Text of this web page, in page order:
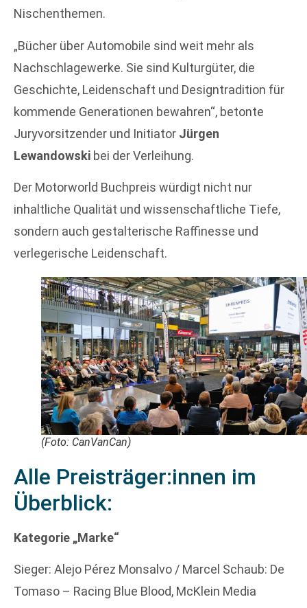
Nischenthemen.
„Bücher über Automobile sind weit mehr als
Nachschlagewerke. Sie sind Kulturgüter, die
Geschichte, Leidenschaft und Designtradition für
kommende Generationen bewahren“, betonte
Juryvorsitzender und Initiator Jürgen
Lewandowski bei der Verleihung.
Der Motorworld Buchpreis würdigt nicht nur
inhaltliche Qualität und wissenschaftliche Tiefe,
sondern auch gestalterische Raffinesse und
verlegerische Leidenschaft.
(Foto: CanVanCan)
Alle Preisträger:innen im
Überblick:
Kategorie „Marke“
Sieger: Alejo Pérez Monsalvo / Marcel Schaub: De
Tomaso – Racing Blue Blood, McKlein Media